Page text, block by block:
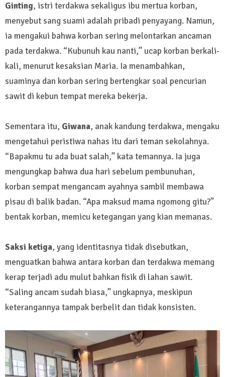
Ginting, istri terdakwa sekaligus ibu mertua korban,
menyebut sang suami adalah pribadi penyayang. Namun,
ia mengakui bahwa korban sering melontarkan ancaman
pada terdakwa. “Kubunuh kau nanti,” ucap korban berkali-
kali, menurut kesaksian Maria. Ia menambahkan,
suaminya dan korban sering bertengkar soal pencurian
sawit di kebun tempat mereka bekerja.
Sementara itu, Giwana, anak kandung terdakwa, mengaku
mengetahui peristiwa nahas itu dari teman sekolahnya.
“Bapakmu tu ada buat salah,” kata temannya. Ia juga
mengungkap bahwa dua hari sebelum pembunuhan,
korban sempat mengancam ayahnya sambil membawa
pisau di balik badan. “Apa maksud mama ngomong gitu?”
bentak korban, memicu ketegangan yang kian memanas.
Saksi ketiga, yang identitasnya tidak disebutkan,
menguatkan bahwa antara korban dan terdakwa memang
kerap terjadi adu mulut bahkan fisik di lahan sawit.
“Saling ancam sudah biasa,” ungkapnya, meskipun
keterangannya tampak berbelit dan tidak konsisten.